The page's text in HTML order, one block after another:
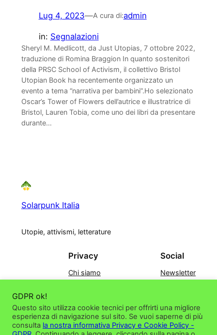
Lug 4, 2023—A cura di:admin
in: Segnalazioni
Sheryl M. Medlicott, da Just Utopias, 7 ottobre 2022,
traduzione di Romina Braggion In quanto sostenitori
della PRSC School of Activism, il collettivo Bristol
Utopian Book ha recentemente organizzato un
evento a tema “narrativa per bambini”.Ho selezionato
Oscar’s Tower of Flowers dell’autrice e illustratrice di
Bristol, Lauren Tobia, come uno dei libri da presentare
durante…
Solarpunk Italia
Utopie, attivismi, letterature
Privacy
Chi siamo
Social
Newsletter
Discord
GDPR ok!
Questo sito utilizza cookie tecnici per offrirti una migliore
esperienza di navigazione sul sito. Se vuoi saperne di più
consulta la nostra informativa Privacy e Cookie Policy -